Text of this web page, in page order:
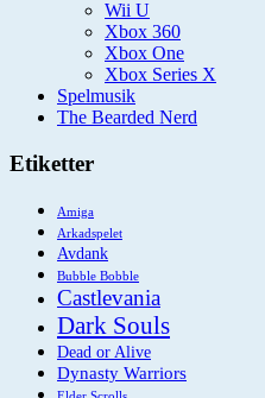
Wii U
Xbox 360
Xbox One
Xbox Series X
Spelmusik
The Bearded Nerd
Etiketter
Amiga
Arkadspelet
Avdank
Bubble Bobble
Castlevania
Dark Souls
Dead or Alive
Dynasty Warriors